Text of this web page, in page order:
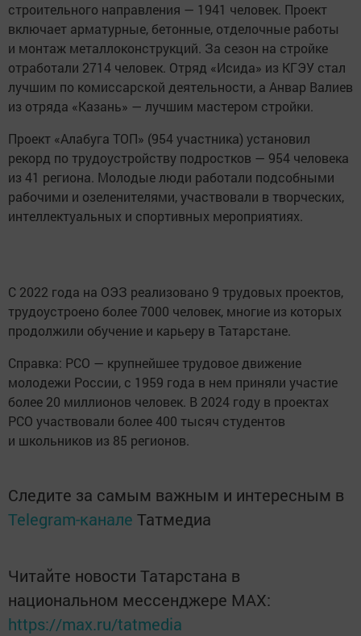
строительного направления — 1941 человек. Проект
включает арматурные, бетонные, отделочные работы
и монтаж металлоконструкций. За сезон на стройке
отработали 2714 человек. Отряд «Исида» из КГЭУ стал
лучшим по комиссарской деятельности, а Анвар Валиев
из отряда «Казань» — лучшим мастером стройки.
Проект «Алабуга ТОП» (954 участника) установил
рекорд по трудоустройству подростков — 954 человека
из 41 региона. Молодые люди работали подсобными
рабочими и озеленителями, участвовали в творческих,
интеллектуальных и спортивных мероприятиях.
С 2022 года на ОЭЗ реализовано 9 трудовых проектов,
трудоустроено более 7000 человек, многие из которых
продолжили обучение и карьеру в Татарстане.
Справка: РСО — крупнейшее трудовое движение
молодежи России, с 1959 года в нем приняли участие
более 20 миллионов человек. В 2024 году в проектах
РСО участвовали более 400 тысяч студентов
и школьников из 85 регионов.
Следите за самым важным и интересным в
Telegram-канале Татмедиа
Читайте новости Татарстана в
национальном мессенджере MАХ:
https://max.ru/tatmedia